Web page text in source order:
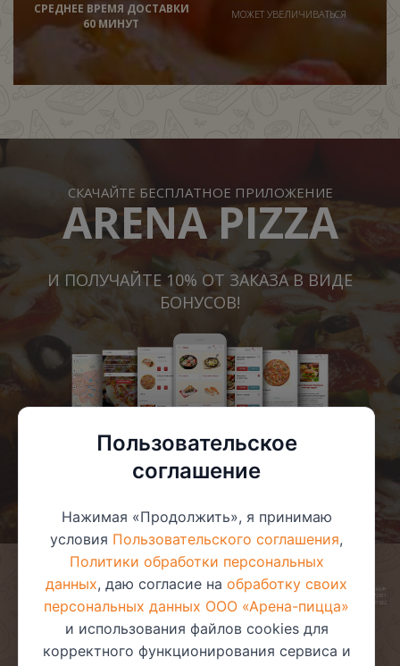
СРЕДНЕЕ ВРЕМЯ ДОСТАВКИ
60 МИНУТ
МОЖЕТ УВЕЛИЧИВАТЬСЯ
СКАЧАЙТЕ БЕСПЛАТНОЕ ПРИЛОЖЕНИЕ
ARENA PIZZA
И ПОЛУЧАЙТЕ 10% ОТ ЗАКАЗА В ВИДЕ
БОНУСОВ!
© 2025 ООО «Арена-пицца»
УНП 391272611
Магазин зарегистрирован в торговом реестре 08.05.2017 №381622
Пользовательское
соглашение
Нажимая «Продолжить», я принимаю
условия Пользовательского соглашения,
Политики обработки персональных
данных, даю согласие на обработку своих
персональных данных ООО «Арена-пицца»
и использования файлов cookies для
корректного функционирования сервиса и